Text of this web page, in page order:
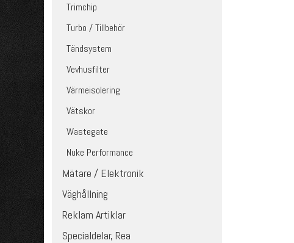
Trimchip
Turbo / Tillbehör
Tändsystem
Vevhusfilter
Värmeisolering
Vätskor
Wastegate
Nuke Performance
Mätare / Elektronik
Väghållning
Reklam Artiklar
Specialdelar, Rea